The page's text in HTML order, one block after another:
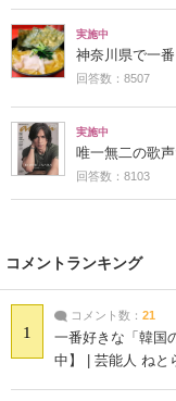
実施中
神奈川県で一
回答数：8507
実施中
唯一無二の歌
回答数：8103
コメントランキング
1
コメント数： 21
一番好きな「韓国
中】 | 芸能人 ねと